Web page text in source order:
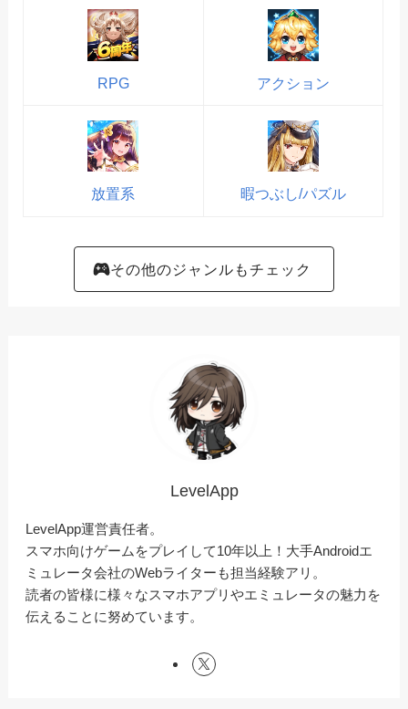
RPG アクション
放置系 暇つぶし/パズル
その他のジャンルもチェック
LevelApp
LevelApp運営責任者。
スマホ向けゲームをプレイして10年以上！大手Androidエ
ミュレータ会社のWebライターも担当経験アリ。
読者の皆様に様々なスマホアプリやエミュレータの魅力を
伝えることに努めています。